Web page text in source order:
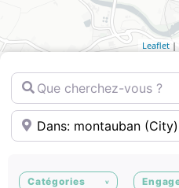
Leaflet |
Que cherchez-vous ?
Où ?
Catégories